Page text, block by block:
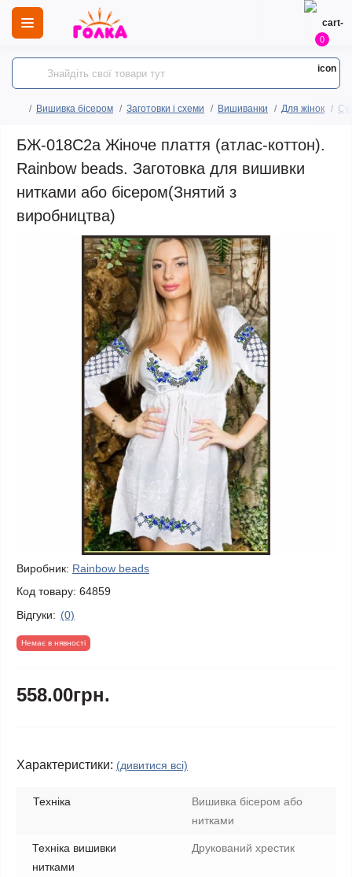
0
Вишивка бісером Заготовки і схеми Вишиванки Для жінок
БЖ-018С2а Жіноче плаття (атлас-коттон).
Rainbow beads. Заготовка для вишивки
нитками або бісером(Знятий з
виробництва)
Виробник: Rainbow beads
Код товару: 64859
Відгуки: (0)
Немає в нявності
558.00грн.
Характеристики: (дивитися всі)
Техніка
Вишивка бісером або
нитками
Техніка вишивки
нитками
Друкований хрестик